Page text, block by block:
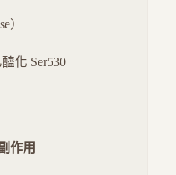
）
化 Ser530
作用